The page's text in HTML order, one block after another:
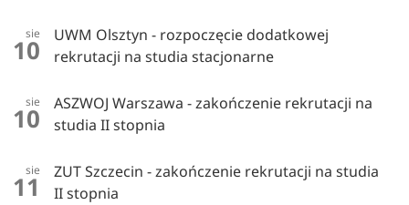
sie
10
UWM Olsztyn - rozpoczęcie dodatkowej
rekrutacji na studia stacjonarne
sie
10
ASZWOJ Warszawa - zakończenie rekrutacji na
studia II stopnia
sie
11
ZUT Szczecin - zakończenie rekrutacji na studia
II stopnia